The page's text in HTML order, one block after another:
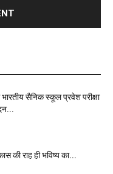
सैनिक स्कूल प्रवेश परीक्षा
की राह ही भविष्य का...